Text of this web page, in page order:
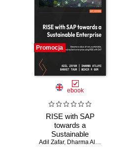
Promocja
ebook
RISE with SAP
towards a
Sustainable
Enterprise.
Adil Zafar, Dharma Alturi